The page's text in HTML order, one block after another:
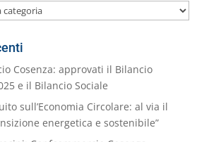
Cosenza: approvati il Bilancio
e il Bilancio Sociale
sull’Economia Circolare: al via il
energetica e sostenibile”